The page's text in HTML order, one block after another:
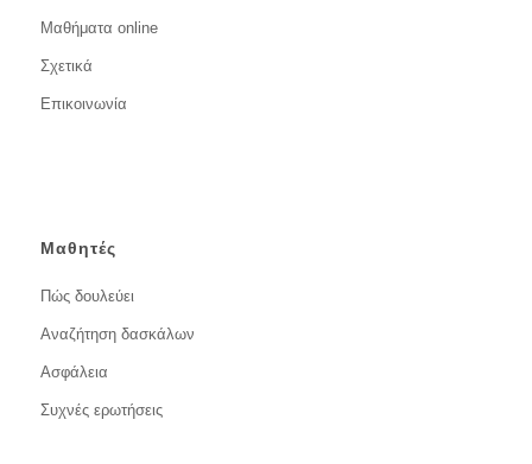
Μαθήματα online
Σχετικά
Επικοινωνία
Μαθητές
Πώς δουλεύει
Αναζήτηση δασκάλων
Ασφάλεια
Συχνές ερωτήσεις